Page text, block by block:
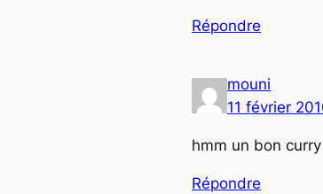
Répondre
mouni
11 février
hmm un bon
Répondre